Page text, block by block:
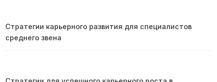
Стратегии карьерного развития для специалистов
среднего звена